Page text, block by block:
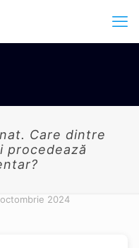
Care dintre
procedează
2024